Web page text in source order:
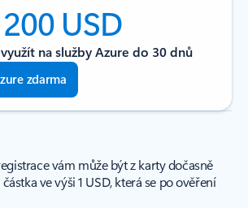
USD
na služby Azure do 30 dnů
zdarma
vám může být z karty dočasně
ve výši 1 USD, která se po ověření